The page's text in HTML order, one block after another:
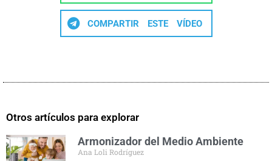
COMPARTIR ESTE VÍDEO
Otros artículos para explorar
Armonizador del Medio Ambiente
Ana Loli Rodríguez